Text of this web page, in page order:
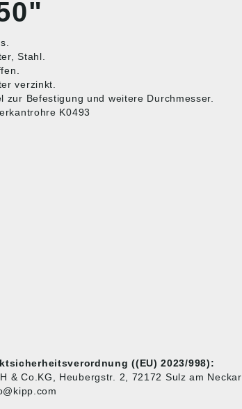
Stahl.
verzinkt.
zur Befestigung und weitere Durchmesser.
K0493
((EU) 2023/998):
& Co.KG, Heubergstr. 2, 72172 Sulz am Neckar,